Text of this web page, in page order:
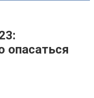
опасаться